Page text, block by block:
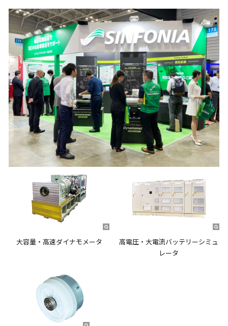
大容量・高速ダイナモメータ
高電圧・大電流バッテリーシミュ
レータ